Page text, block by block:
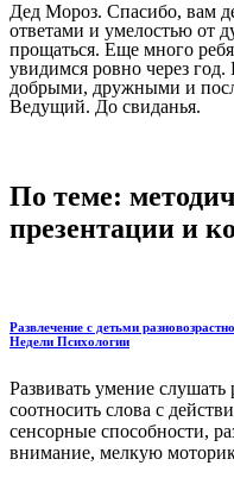
Дед Мороз. Спасибо, вам
ответами и умелостью от
прощаться. Еще много
увидимся ровно через
добрыми, дружными и
Ведущий. До свиданья.
По теме:
презентации и
Развлечение с детьми
Недели Психологии
Развивать умение
соотносить слова с
сенсорные способности,
внимание, мелкую